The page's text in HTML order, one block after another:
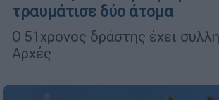
τραυμάτισε δύο άτομα
Ο 51χρονος δράστης έχει
Αρχές